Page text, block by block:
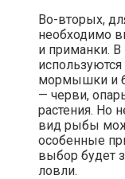
Во-вторых,
необходимо
и приманки.
используются
мормышки и
— черви,
растения. Но
вид рыбы
особенные
выбор будет
ловли.